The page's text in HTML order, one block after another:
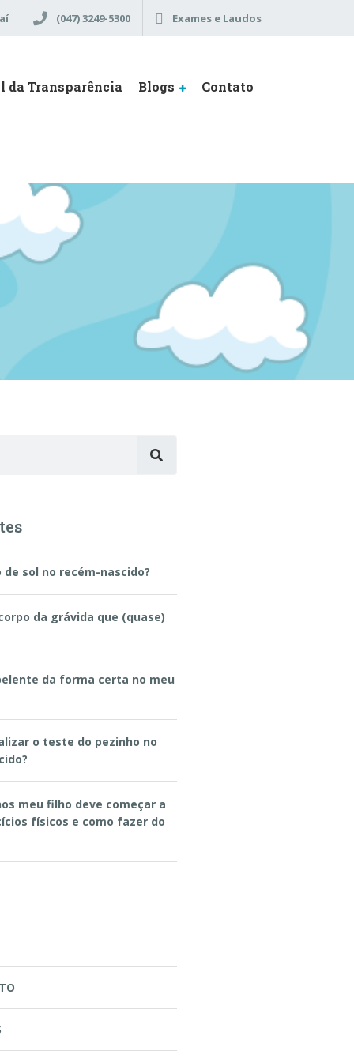
(047) 3249-5300 Exames e Laudos
da Transparência Blogs Contato
de sol no recém-nascido?
da grávida que (quase)
da forma certa no meu
o teste do pezinho no
meu filho deve começar a
físicos e como fazer do